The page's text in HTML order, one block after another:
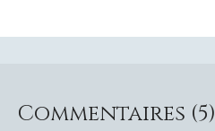
Commentaires (5)